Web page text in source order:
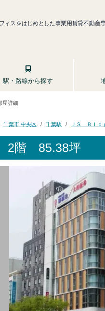
ィスをはじめとした事業用賃貸不動産
駅・路線から探す
屋詳細
千葉市 中央区 千葉駅 ＪＳ Ｂｌｄ
2階 85.38坪